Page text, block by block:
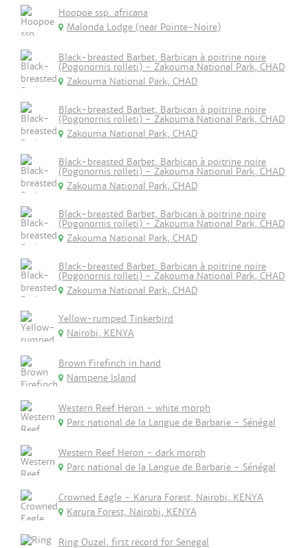
Hoopoe ssp. africana
Malonda Lodge (near Pointe-Noire)
Black-breasted Barbet, Barbican à poitrine noire
(Pogonornis rolleti) - Zakouma National Park, CHAD
Zakouma National Park, CHAD
Black-breasted Barbet, Barbican à poitrine noire
(Pogonornis rolleti) - Zakouma National Park, CHAD
Zakouma National Park, CHAD
Black-breasted Barbet, Barbican à poitrine noire
(Pogonornis rolleti) - Zakouma National Park, CHAD
Zakouma National Park, CHAD
Black-breasted Barbet, Barbican à poitrine noire
(Pogonornis rolleti) - Zakouma National Park, CHAD
Zakouma National Park, CHAD
Black-breasted Barbet, Barbican à poitrine noire
(Pogonornis rolleti) - Zakouma National Park, CHAD
Zakouma National Park, CHAD
Yellow-rumped Tinkerbird
Nairobi, KENYA
Brown Firefinch in hand
Nampene Island
Western Reef Heron - white morph
Parc national de la Langue de Barbarie - Sénégal
Western Reef Heron - dark morph
Parc national de la Langue de Barbarie - Sénégal
Crowned Eagle - Karura Forest, Nairobi, KENYA
Karura Forest, Nairobi, KENYA
Ring Ouzel, first record for Senegal